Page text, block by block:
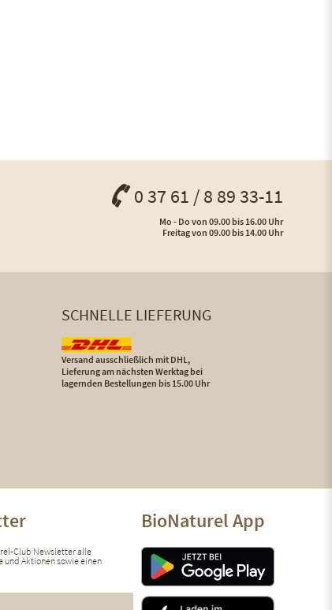
0 37 61 / 8 89 33-11
Mo - Do von 09.00 bis 16.00 Uhr
Freitag von 09.00 bis 14.00 Uhr
SCHNELLE LIEFERUNG
Versand ausschließlich mit DHL,
Lieferung am nächsten Werktag bei
lagernden Bestellungen bis 15.00 Uhr
Club Newsletter alle
Aktionen sowie einen
BioNaturel App